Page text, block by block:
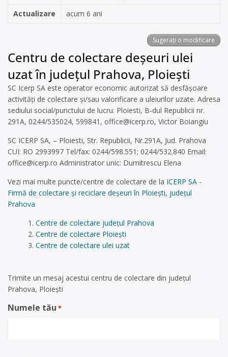
Actualizare
acum 6 ani
Sugerați o modificare
Centru de colectare deșeuri ulei
uzat în județul Prahova, Ploiești
SC Icerp SA este operator economic autorizat să desfăşoare
activităţi de colectare şi/sau valorificare a uleiurilor uzate. Adresa
sediului social/punctului de lucru: Ploiesti, B-dul Republicii nr.
291A, 0244/535024, 599841, office@icerp.ro, Victor Boiangiu
SC ICERP SA, – Ploiesti, Str. Republicii, Nr.291A, Jud. Prahova
CUI: RO 2993997 Tel/fax: 0244/598.551; 0244/532.840 Email:
office@icerp.ro Administrator unic: Dumitrescu Elena
Vezi mai multe puncte/centre de colectare de la ICERP SA -
Firmă de colectare și reciclare deșeuri în Ploiești, județul
Prahova
Centre de colectare județul Prahova
Centre de colectare Ploiești
Centre de colectare ulei uzat
Trimite un mesaj acestui centru de colectare din județul
Prahova, Ploiești
Numele tău *